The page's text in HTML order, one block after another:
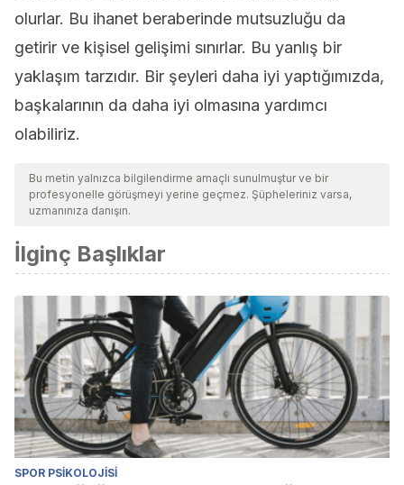
olurlar. Bu ihanet beraberinde mutsuzluğu da
getirir ve kişisel gelişimi sınırlar. Bu yanlış bir
yaklaşım tarzıdır. Bir şeyleri daha iyi yaptığımızda,
başkalarının da daha iyi olmasına yardımcı
olabiliriz.
Bu metin yalnızca bilgilendirme amaçlı sunulmuştur ve bir
profesyonelle görüşmeyi yerine geçmez. Şüpheleriniz varsa,
uzmanınıza danışın.
İlginç Başlıklar
SPOR PSIKOLOJISI